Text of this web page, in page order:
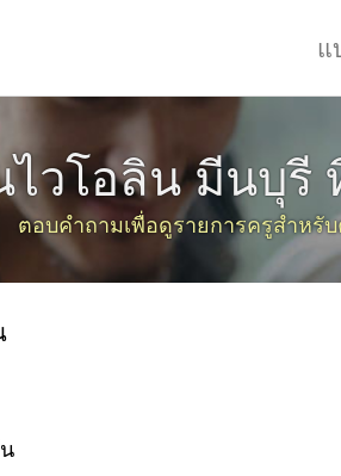
แ
ไวโอลิน มีนบุรี
ตอบคำถามเพื่อดูรายการครูสำหรั